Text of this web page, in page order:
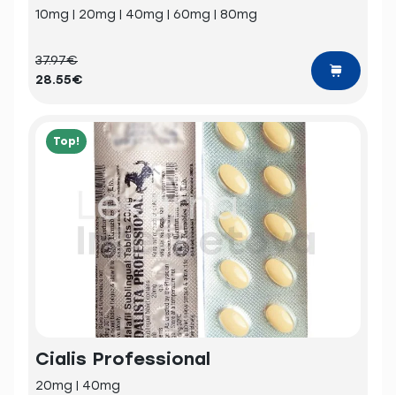
10mg | 20mg | 40mg | 60mg | 80mg
37.97€
28.55€
Top!
Cialis Professional
20mg | 40mg